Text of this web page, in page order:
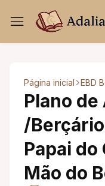
Página inicial EBD
Plano
/
Papai do
Mão do